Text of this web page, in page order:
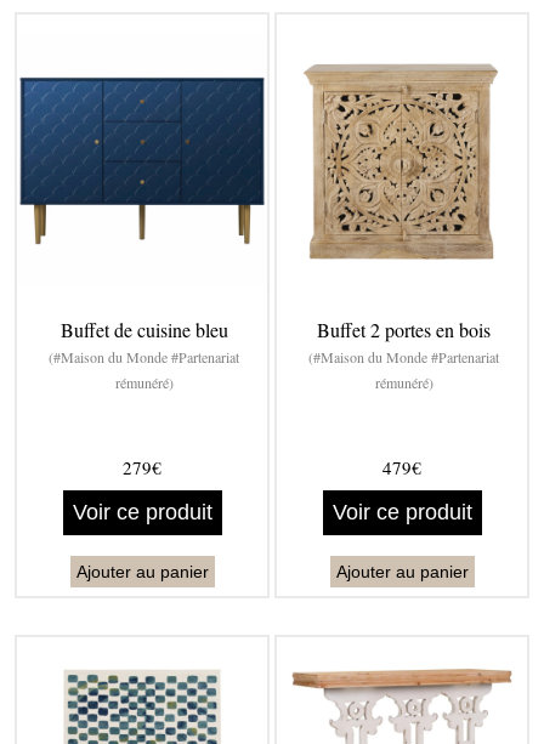
Buffet de cuisine bleu
(#Maison du Monde #Partenariat
rémunéré)
279€
Voir ce produit
Ajouter au panier
Buffet 2 portes en bois
(#Maison du Monde #Partenariat
rémunéré)
479€
Voir ce produit
Ajouter au panier